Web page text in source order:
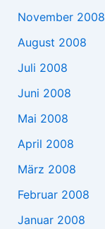
November 2008
August 2008
Juli 2008
Juni 2008
Mai 2008
April 2008
März 2008
Februar 2008
Januar 2008